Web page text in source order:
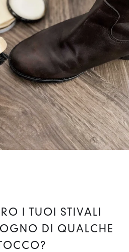
I TUOI STIVALI
DI QUALCHE